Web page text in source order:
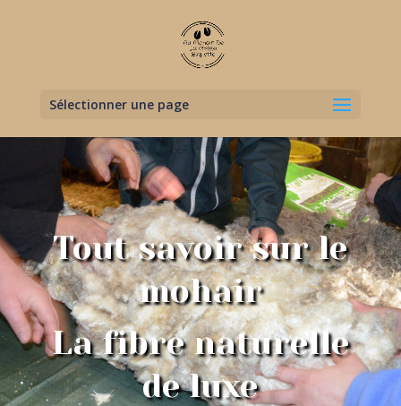
Sélectionner une page
Tout savoir sur le
mohair
La fibre naturelle
de luxe